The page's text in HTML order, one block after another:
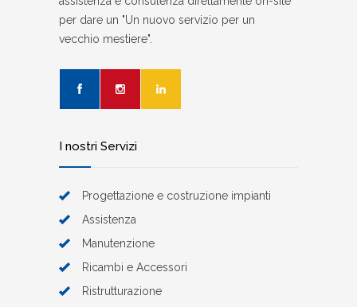
per dare un "Un nuovo servizio per un
vecchio mestiere".
I nostri Servizi
Progettazione e costruzione impianti
Assistenza
Manutenzione
Ricambi e Accessori
Ristrutturazione